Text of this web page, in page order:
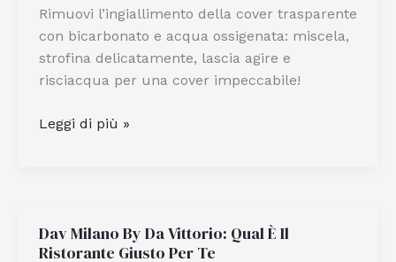
Funzionale
Rimuovi l’ingiallimento della cover trasparente
con bicarbonato e acqua ossigenata: miscela,
strofina delicatamente, lascia agire e
risciacqua per una cover impeccabile!
Come
Ingiallita
E
Leggi di più »
Dav Milano By Da Vittorio: Qual È Il
Ristorante Giusto Per Te